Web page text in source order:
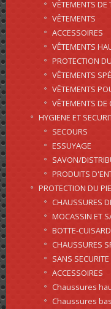
VÊTEMENTS DE
VÊTEMENTS
ACCESSOIRES
VÊTEMENTS
PROTECTION
VÊTEMENTS
VÊTEMENTS
VÊTEMENTS DE
HYGIENE ET
SECOURS
ESSUYAGE
SAVON/
PRODUITS
PROTECTION DU
CHAUSSURES
MOCASSIN ET
BOTTE-
CHAUSSURES
SANS SECURITE
ACCESSOIRES
Chaussures
Chaussures